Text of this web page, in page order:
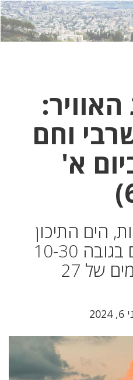
לחץ
כאן
לחץ
כדי
וחם
א'
הים התיכון
יהיה רגוע עם גלים בגובה 10-30
ס"מ וטמפרטורת מים של 27